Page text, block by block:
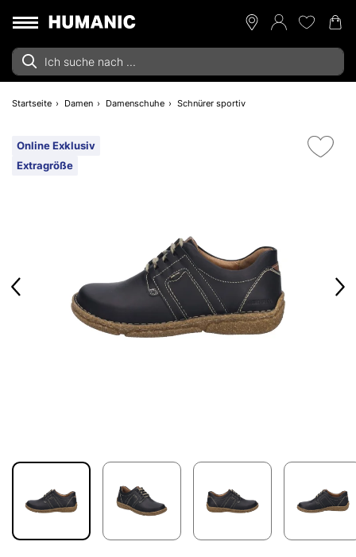
Startseite Damen Damenschuhe Schnürer sportiv
Online Exklusiv
Extragröße